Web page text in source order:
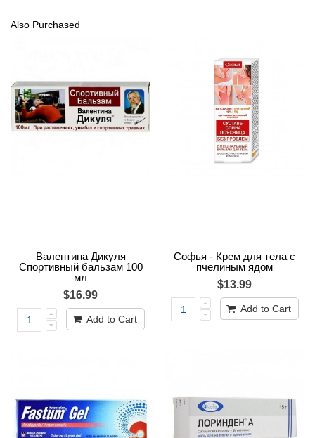
Also Purchased
Валентина Дикуля
Спортивный бальзам 100
мл
$16.99
Add to Cart
Софья - Крем для тела с
пчелиным ядом
$13.99
Add to Cart